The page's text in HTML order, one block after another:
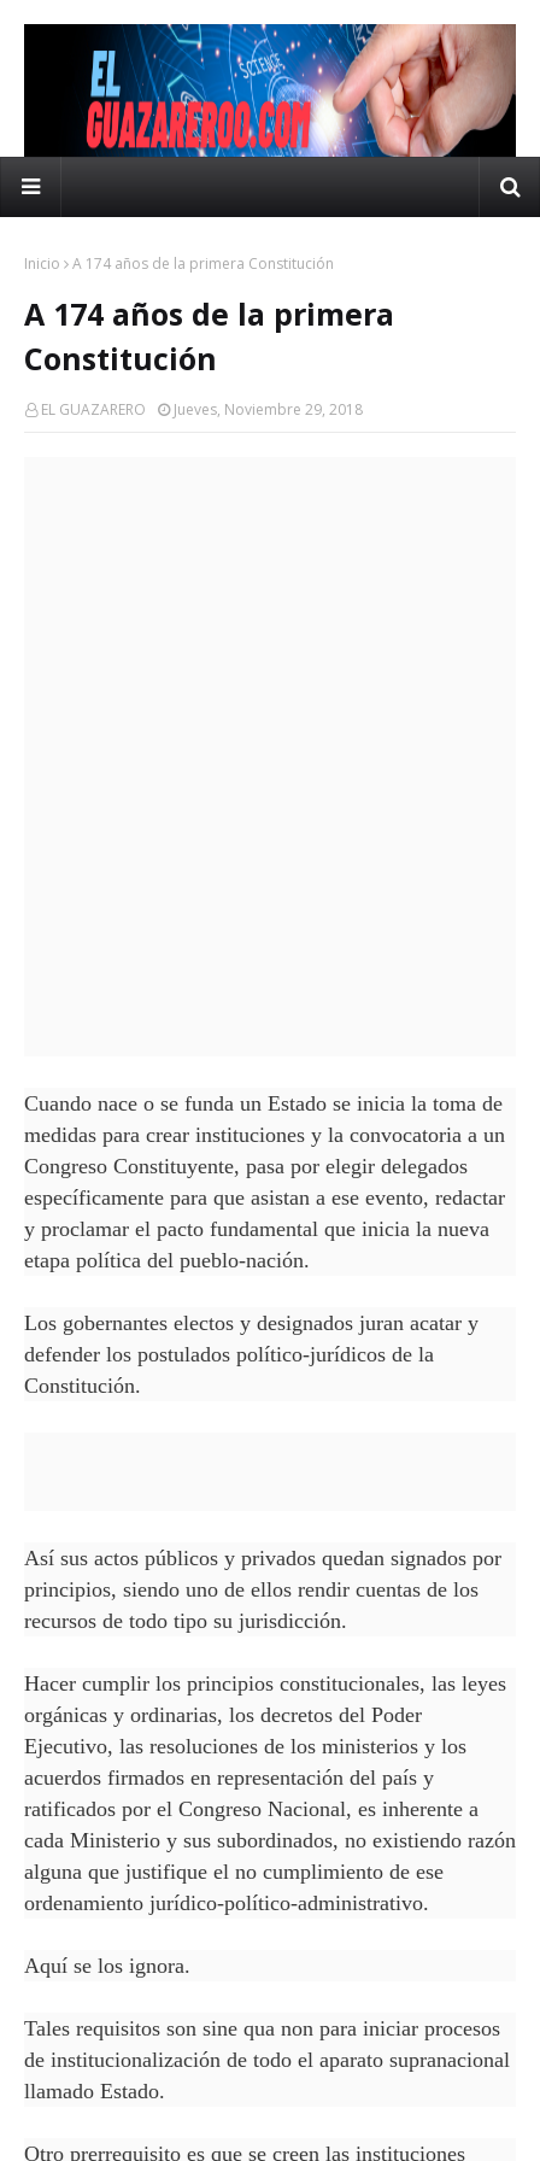
Inicio A 174 años de la primera Constitución
A 174 años de la primera
Constitución
EL GUAZARERO Jueves, Noviembre 29, 2018
Cuando nace o se funda un Estado se inicia la toma de
medidas para crear instituciones y la convocatoria a un
Congreso Constituyente, pasa por elegir delegados
específicamente para que asistan a ese evento, redactar
y proclamar el pacto fundamental que inicia la nueva
etapa política del pueblo-nación.
Los gobernantes electos y designados juran acatar y
defender los postulados político-jurídicos de la
Constitución.
Así sus actos públicos y privados quedan signados por
principios, siendo uno de ellos rendir cuentas de los
recursos de todo tipo su jurisdicción.
Hacer cumplir los principios constitucionales, las leyes
orgánicas y ordinarias, los decretos del Poder
Ejecutivo, las resoluciones de los ministerios y los
acuerdos firmados en representación del país y
ratificados por el Congreso Nacional, es inherente a
cada Ministerio y sus subordinados, no existiendo razón
alguna que justifique el no cumplimiento de ese
ordenamiento jurídico-político-administrativo.
Aquí se los ignora.
Tales requisitos son sine qua non para iniciar procesos
de institucionalización de todo el aparato supranacional
llamado Estado.
Otro prerrequisito es que se creen las instituciones